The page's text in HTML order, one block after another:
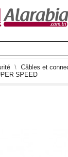
Câbles et
SPEED